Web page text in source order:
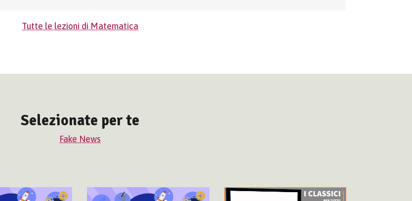
Tutte le lezioni di Matematica
Selezionate per te
Fake News